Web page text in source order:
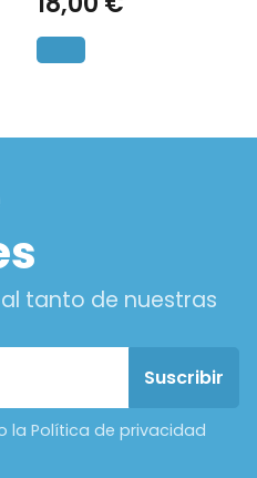
tanto de nuestras
la Política de privacidad